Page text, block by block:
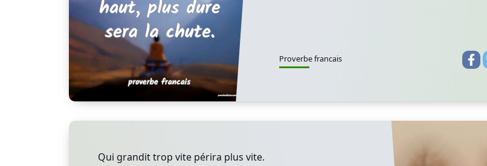
Proverbe francais
Qui grandit trop vite périra plus vite.